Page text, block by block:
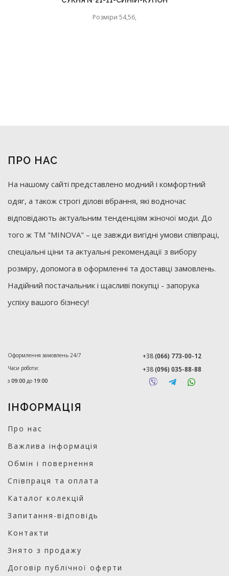
Розміри 54,56,
ПРО НАС
На нашому сайті представлено модний і комфортний
одяг, а також строгі ділові вбрання, які водночас
відповідають актуальним тенденціям жіночої моди. До
того ж ТМ "MINOVA" – це завжди вигідні умови співпраці,
спеціальні ціни та актуальні рекомендації з вибору
розміру, допомога в оформленні та доставці замовлень.
Надійний постачальник і щасливі покупці - запорука
успіху вашого бізнесу!
Оформлення замовлень 24/7
Часи роботи:
з 09:00 до 19:00
+38(066) 773-00-12
+38(096) 035-88-88
ІНФОРМАЦІЯ
Про нас
Важлива інформація
Обмін і повернення
Співпраця та оплата
Каталог колекцій
Запитання-відповідь
Контакти
Знято з продажу
Договір публічної оферти